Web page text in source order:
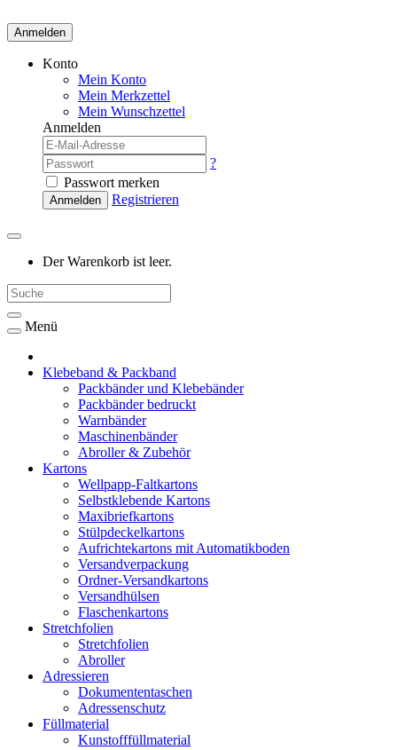
Anmelden
Konto
Mein Konto
Mein Merkzettel
Mein Wunschzettel
Anmelden
?
Passwort merken
Anmelden Registrieren
Der Warenkorb ist leer.
Menü
Klebeband & Packband
Packbänder und Klebebänder
Packbänder bedruckt
Warnbänder
Maschinenbänder
Abroller & Zubehör
Kartons
Wellpapp-Faltkartons
Selbstklebende Kartons
Maxibriefkartons
Stülpdeckelkartons
Aufrichtekartons mit Automatikboden
Versandverpackung
Ordner-Versandkartons
Versandhülsen
Flaschenkartons
Stretchfolien
Stretchfolien
Abroller
Adressieren
Dokumententaschen
Adressenschutz
Füllmaterial
Kunstofffüllmaterial